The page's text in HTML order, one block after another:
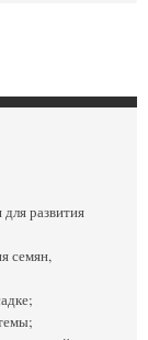
развития
семян,